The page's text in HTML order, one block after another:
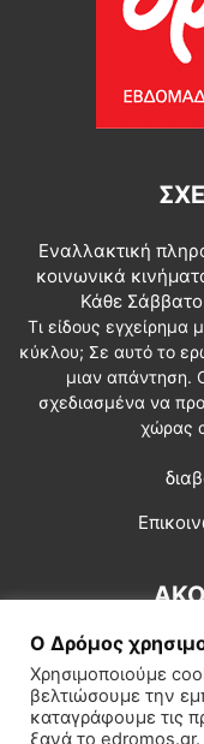
Εναλλακτική
κοινωνικά
Κάθε Σάββατο
Τι είδους εγχείρημα
κύκλου; Σε αυτό το
μιαν απάντηση.
σχεδιασμένα να
χώρας
Ο Δρόμος
Χρησιμοποιούμε
βελτιώσουμε την
καταγράφουμε τις
ξανά το